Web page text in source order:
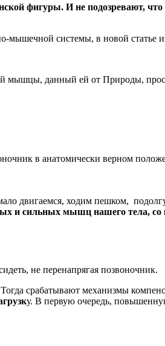
фигуры. И не подозревают, что
мышечной системы, в новой статье
мышцы, данный ей от Природы,
в анатомически верном
двигаемся, ходим пешком,
и сильных мышц нашего тела, со
не перенапрягая позвоночник.
срабатывают механизмы
у. В первую очередь,